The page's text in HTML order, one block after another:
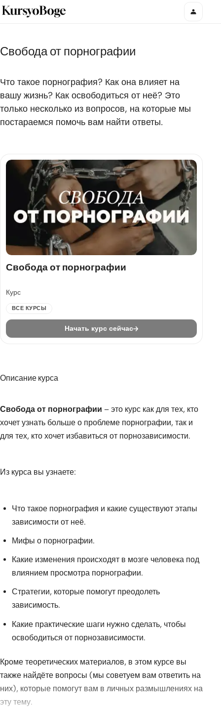
Свобода от порнографии
Что такое порнография? Как она влияет на
вашу жизнь? Как освободиться от неё? Это
только несколько из вопросов, на которые мы
постараемся помочь вам найти ответы.
Свобода от порнографии
Курс
ВСЕ КУРСЫ
Начать курс сейчас
Описание курса
Свобода от порнографии – это курс как для тех, кто
хочет узнать больше о проблеме порнографии, так и
для тех, кто хочет избавиться от порнозависимости.
Из курса вы узнаете:
Что такое порнография и какие существуют этапы
зависимости от неё.
Мифы о порнографии.
Какие изменения происходят в мозге человека под
влиянием просмотра порнографии.
Стратегии, которые помогут преодолеть
зависимость.
Какие практические шаги нужно сделать, чтобы
освободиться от порнозависимости.
Кроме теоретических материалов, в этом курсе вы
также найдёте вопросы (мы советуем вам ответить на
них), которые помогут вам в личных размышлениях на
эту тему.